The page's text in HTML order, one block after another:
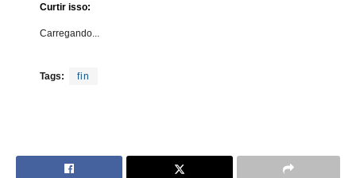
Curtir isso:
Carregando...
Tags: fin